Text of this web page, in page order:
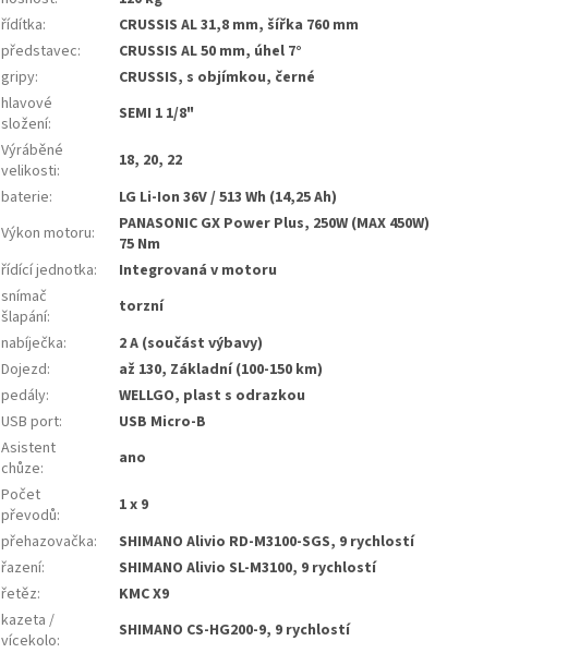
řídítka:
CRUSSIS AL 31,8 mm, šířka 760 mm
představec:
CRUSSIS AL 50 mm, úhel 7°
gripy:
CRUSSIS, s objímkou, černé
hlavové
složení:
SEMI 1 1/8"
Výráběné
velikosti:
18, 20, 22
baterie:
LG Li-Ion 36V / 513 Wh (14,25 Ah)
Výkon motoru:
PANASONIC GX Power Plus, 250W (MAX 450W)
75 Nm
řídící jednotka:
Integrovaná v motoru
snímač
šlapání:
torzní
nabíječka:
2 A (součást výbavy)
Dojezd:
až 130, Základní (100-150 km)
pedály:
WELLGO, plast s odrazkou
USB port:
USB Micro-B
Asistent
chůze:
ano
Počet
převodů:
1 x 9
přehazovačka:
SHIMANO Alivio RD-M3100-SGS, 9 rychlostí
řazení:
SHIMANO Alivio SL-M3100, 9 rychlostí
řetěz:
KMC X9
kazeta /
vícekolo:
SHIMANO CS-HG200-9, 9 rychlostí